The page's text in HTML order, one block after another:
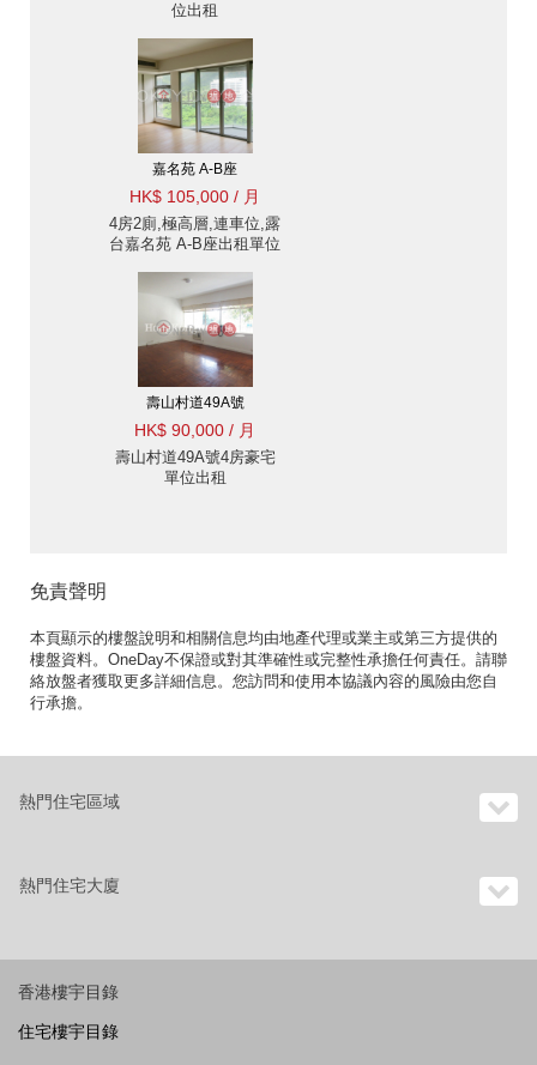
位出租
嘉名苑 A-B座
HK$ 105,000 / 月
4房2廁,極高層,連車位,露
台嘉名苑 A-B座出租單位
壽山村道49A號
HK$ 90,000 / 月
壽山村道49A號4房豪宅
單位出租
免責聲明
本頁顯示的樓盤說明和相關信息均由地產代理或業主或第三方提供的
樓盤資料。OneDay不保證或對其準確性或完整性承擔任何責任。請聯
絡放盤者獲取更多詳細信息。您訪問和使用本協議內容的風險由您自
行承擔。
熱門住宅區域
熱門住宅大廈
香港樓宇目錄
住宅樓宇目錄